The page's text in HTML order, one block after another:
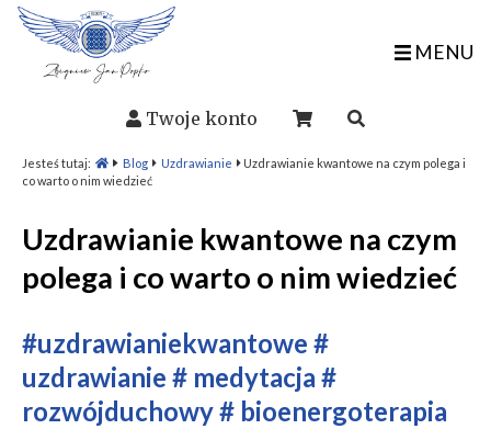
MENU
Twoje konto
Jesteś tutaj: Blog Uzdrawianie
Uzdrawianie kwantowe na czym polega i
co warto o nim wiedzieć
Uzdrawianie kwantowe na czym
polega i co warto o nim wiedzieć
#uzdrawianiekwantowe #
uzdrawianie # medytacja #
rozwójduchowy# bioenergoterapia